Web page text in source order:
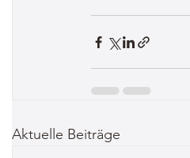
Aktuelle Beiträge